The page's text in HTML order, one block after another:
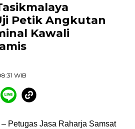
Petik Angkutan
Kawali
WIB
– Petugas Jasa Raharja Samsat